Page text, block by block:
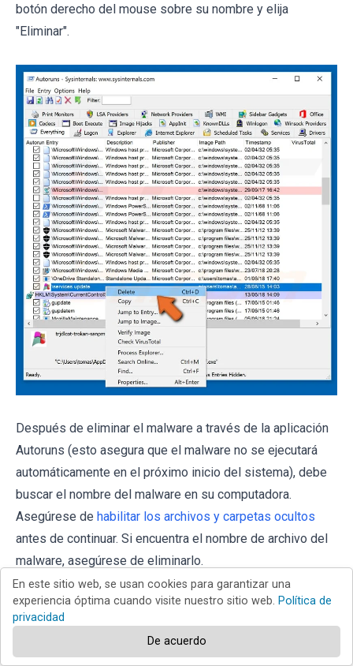
botón derecho del mouse sobre su nombre y elija
"Eliminar".
Después de eliminar el malware a través de la aplicación
Autoruns (esto asegura que el malware no se ejecutará
automáticamente en el próximo inicio del sistema), debe
buscar el nombre del malware en su computadora.
Asegúrese de habilitar los archivos y carpetas ocultos
antes de continuar. Si encuentra el nombre de archivo del
malware, asegúrese de eliminarlo.
En este sitio web, se usan cookies para garantizar una
experiencia óptima cuando visite nuestro sitio web. Política de
privacidad
De acuerdo